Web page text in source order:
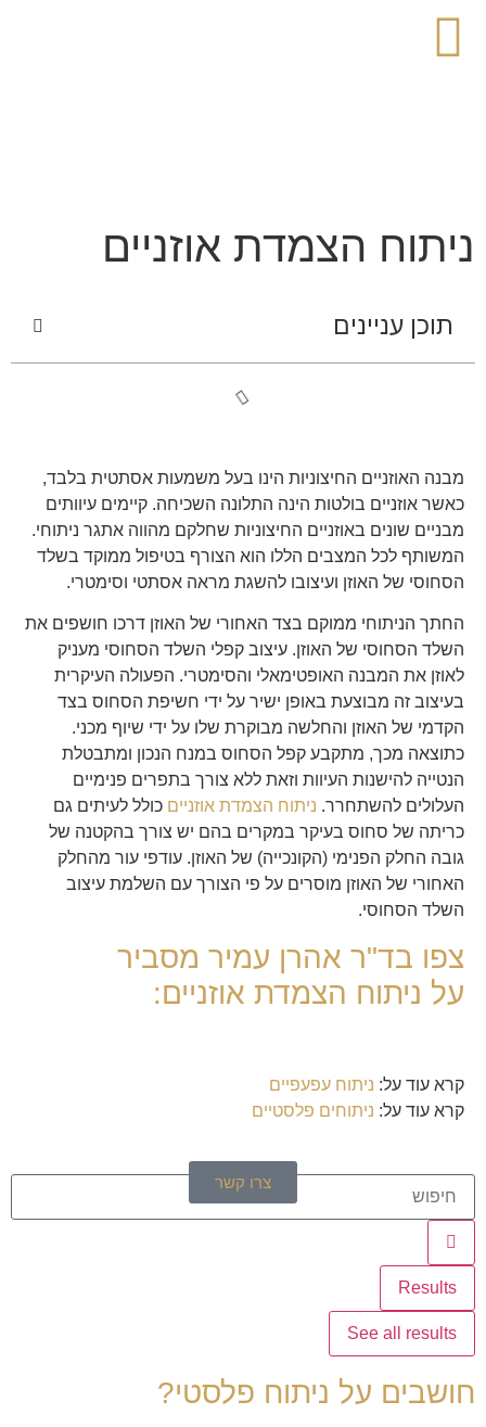
ניתוח הצמדת אוזניים
תוכן עניינים
מבנה האוזניים החיצוניות הינו בעל משמעות אסתטית בלבד,
כאשר אוזניים בולטות הינה התלונה השכיחה. קיימים עיוותים
מבניים שונים באוזניים החיצוניות שחלקם מהווה אתגר ניתוחי.
המשותף לכל המצבים הללו הוא הצורף בטיפול ממוקד בשלד
הסחוסי של האוזן ועיצובו להשגת מראה אסתטי וסימטרי.
החתך הניתוחי ממוקם בצד האחורי של האוזן דרכו חושפים את
השלד הסחוסי של האוזן. עיצוב קפלי השלד הסחוסי מעניק
לאוזן את המבנה האופטימאלי והסימטרי. הפעולה העיקרית
בעיצוב זה מבוצעת באופן ישיר על ידי חשיפת הסחוס בצד
הקדמי של האוזן והחלשה מבוקרת שלו על ידי שיוף מכני.
כתוצאה מכך, מתקבע קפל הסחוס במנח הנכון ומתבטלת
הנטייה להישנות העיוות וזאת ללא צורך בתפרים פנימיים
העלולים להשתחרר. ניתוח הצמדת אוזניים כולל לעיתים גם
כריתה של סחוס בעיקר במקרים בהם יש צורך בהקטנה של
גובה החלק הפנימי (הקונכייה) של האוזן. עודפי עור מהחלק
האחורי של האוזן מוסרים על פי הצורך עם השלמת עיצוב
השלד הסחוסי.
צפו בד"ר אהרן עמיר מסביר
על ניתוח הצמדת אוזניים:
קרא עוד על: ניתוח עפעפיים
קרא עוד על: ניתוחים פלסטיים
צרו קשר
Results
See all results
חושבים על ניתוח פלסטי?